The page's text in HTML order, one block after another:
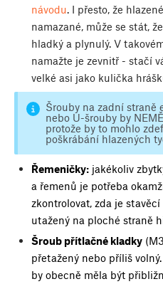
návodu. I přesto, že
namazané, může se stát,
hladký a plynulý. V
namažte je zevnitř - stačí
velké asi jako kulička
Šrouby na zadní straně
nebo U-šrouby by
protože by to mohlo
poškrábání hlazených
Řemeničky:jakékoliv
a řemenů je potřeba
zkontrolovat, zda je
utažený na ploché straně
Šroub přítlačné kladky
přetažený nebo příliš
by obecně měla být